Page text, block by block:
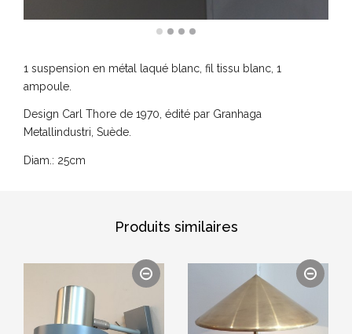
1 suspension en métal laqué blanc, fil tissu blanc, 1
ampoule.
Design Carl Thore de 1970, édité par Granhaga
Metallindustri, Suède.
Diam.: 25cm
Produits similaires